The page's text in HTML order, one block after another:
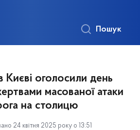
Пошук
Києві оголосили день
масованої атаки
на столицю
24 квітня 2025 року о 13:51